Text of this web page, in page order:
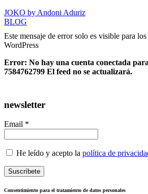
JOKO by Andoni Aduriz
BLOG
Este mensaje de error solo es visible para
WordPress
Error: No hay una cuenta conectada
7584762799 El feed no se actualizará.
newsletter
Email *
He leído y acepto la política de
Consentimiento para el tratamiento de datos personales